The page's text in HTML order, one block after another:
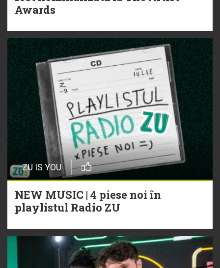
Awards
ZU IS YOU
NEW MUSIC | 4 piese noi în
playlistul Radio ZU